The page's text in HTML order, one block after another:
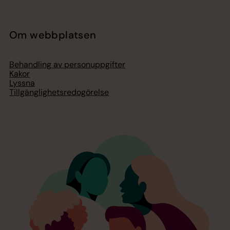
Om webbplatsen
Behandling av personuppgifter
Kakor
Lyssna
Tillgänglighetsredogörelse